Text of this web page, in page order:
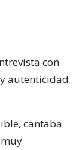
con
autenticidad
cantaba